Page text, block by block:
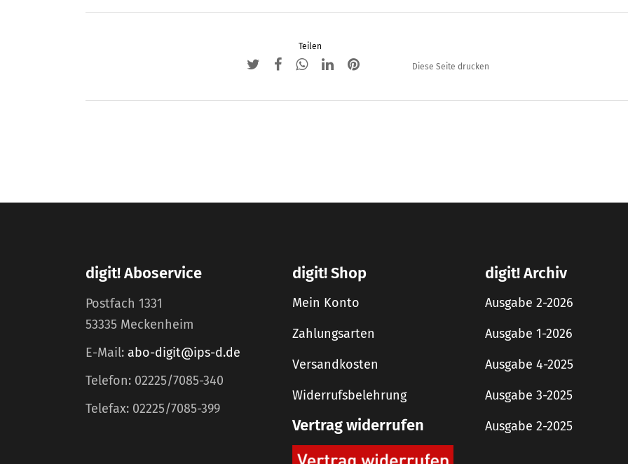
Teilen
Diese Seite drucken
digit! Aboservice
Postfach 1331
53335 Meckenheim
E-Mail: abo-digit@ips-d.de
Telefon: 02225/7085-340
Telefax: 02225/7085-399
digit! Shop
Mein Konto
Zahlungsarten
Versandkosten
Widerrufsbelehrung
Vertrag widerrufen
digit! Archiv
Ausgabe 2-2026
Ausgabe 1-2026
Ausgabe 4-2025
Ausgabe 3-2025
Ausgabe 2-2025